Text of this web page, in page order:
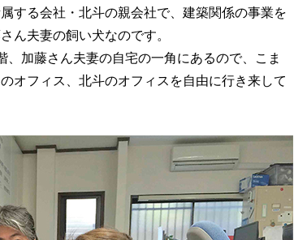
する会社・北斗の親会社で、建築関係の事業を
ん夫妻の飼い犬なのです。
加藤さん夫妻の自宅の一角にあるので、こま
オフィス、北斗のオフィスを自由に行き来して